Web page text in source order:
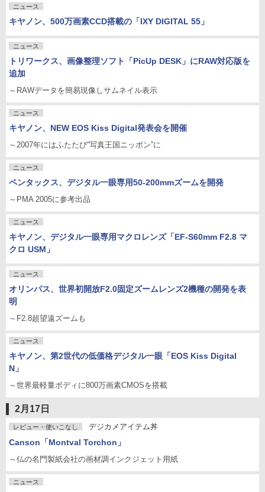
ニュース
キヤノン、500万画素CCD搭載の「IXY DIGITAL 55」
ニュース
トリワークス、画像整理ソフト「PicUp DESK」にRAW対応版を
追加
～RAWデータを簡易現像しサムネイル表示
ニュース
キヤノン、NEW EOS Kiss Digital発表会を開催
～2007年にはふたたび“写真王国ニッポン”に
ニュース
ペンタックス、デジタル一眼専用50-200mmズームを開発
～PMA 2005に参考出品
ニュース
キヤノン、デジタル一眼専用マクロレンズ「EF-S60mm F2.8 マ
クロ USM」
ニュース
オリンパス、世界初開放F2.0固定ズームレンズ2機種の開発を表
明
～F2.8超望遠ズームも
ニュース
キヤノン、第2世代の低価格デジタル一眼「EOS Kiss Digital
N」
～世界最軽量ボディに800万画素CMOSを搭載
2月17日
レビュー・使いこなし デジカメアイテム丼
Canson「Montval Torchon」
～仏の名門製紙会社の画材調インクジェット用紙
ニュース